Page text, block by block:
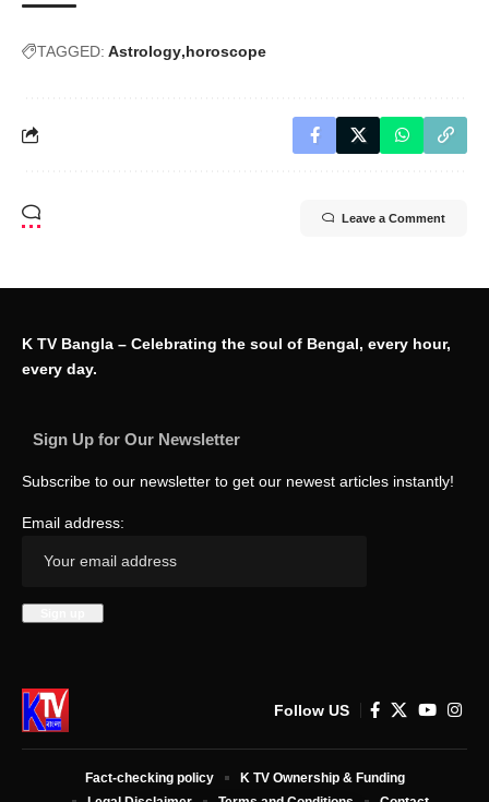
TAGGED: Astrology horoscope
Leave a Comment
K TV Bangla – Celebrating the soul of Bengal, every hour,
every day.
Sign Up for Our Newsletter
Subscribe to our newsletter to get our newest articles instantly!
Email address:
Follow US
Fact-checking policy
K TV Ownership & Funding